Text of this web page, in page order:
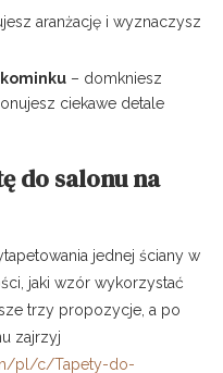
aranżację i wyznaczysz
– domkniesz
ciekawe detale
do salonu na
jednej ściany w
jaki wzór wykorzystać
trzy propozycje, a po
zajrzyj
pl/c/Tapety-do-